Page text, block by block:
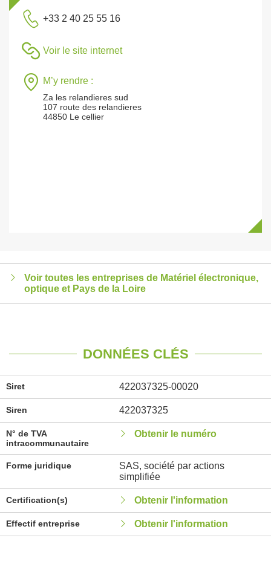
+33 2 40 25 55 16
Voir le site internet
M’y rendre :
Za les relandieres sud
107 route des relandieres
44850 Le cellier
Voir toutes les entreprises de Matériel électronique,
optique et Pays de la Loire
DONNÉES CLÉS
Siret 422037325-00020
Siren 422037325
N° de TVA
intracommunautaire
Obtenir le numéro
Forme juridique
SAS, société par actions
simplifiée
Certification(s) Obtenir l'information
Effectif entreprise Obtenir l'information